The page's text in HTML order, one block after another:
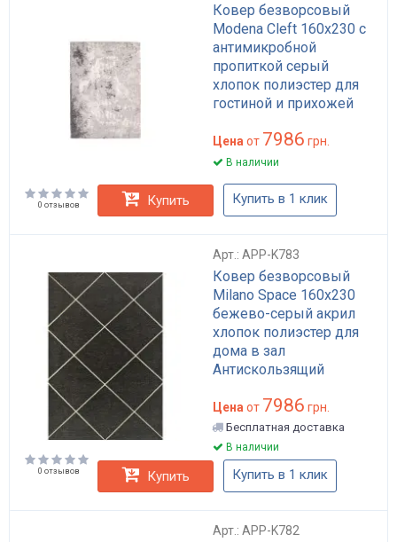
Ковер безворсовый
Modena Cleft 160x230 с
антимикробной
пропиткой серый
хлопок полиэстер для
гостиной и прихожей
Цена от 7986 грн.
В наличии
0 отзывов Купить Купить в 1 клик
Арт.: APP-K783
Ковер безворсовый
Milano Space 160x230
бежево-серый акрил
хлопок полиэстер для
дома в зал
Антискользящий
арт: APP-K783
Цена от 7986 грн.
Бесплатная доставка
В наличии
0 отзывов Купить Купить в 1 клик
Арт.: APP-K782